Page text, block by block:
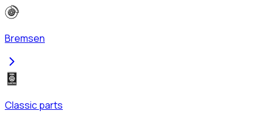
Bremsen
Classic parts